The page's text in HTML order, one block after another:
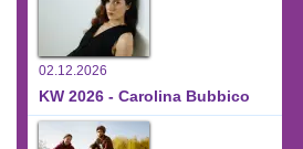
02.12.2026
KW 2026 - Carolina Bubbico